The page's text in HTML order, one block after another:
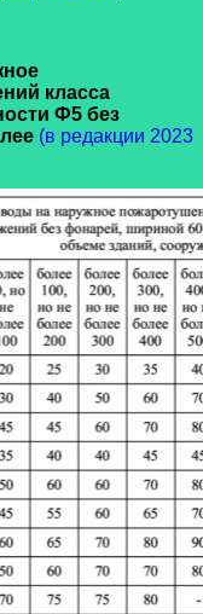
класса
Ф5 без
(в редакции 2023